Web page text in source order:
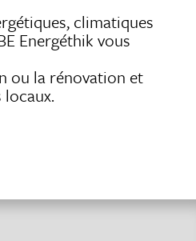
climatiques
Energéthik vous
ou la rénovation et
locaux.